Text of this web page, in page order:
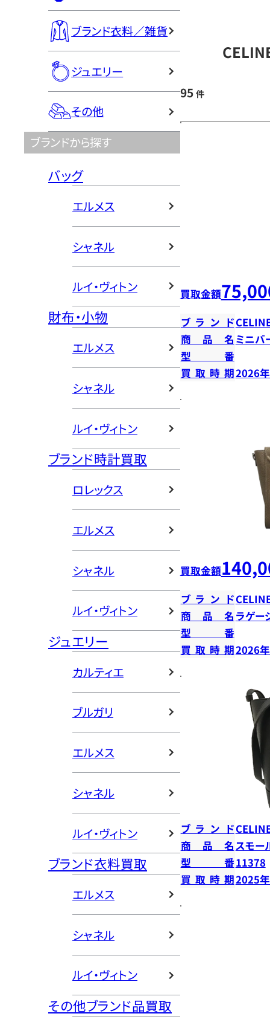
ブランド衣料／雑貨
ジュエリー
その他
ブランドから探す
バッグ
エルメス
シャネル
ルイ・ヴィトン
財布・小物
エルメス
シャネル
ルイ・ヴィトン
ブランド時計買取
ロレックス
エルメス
シャネル
ルイ・ヴィトン
ジュエリー
カルティエ
ブルガリ
エルメス
シャネル
ルイ・ヴィトン
ブランド衣料買取
エルメス
シャネル
ルイ・ヴィトン
その他ブランド品買取
95 件
買取金額
ブランド
商品名 ミニバ
型番
買取時期2026
買取金額
ブランド
商品名 ラゲー
型番
買取時期2026
ブランド
商品名スモー
型番11378
買取時期2025